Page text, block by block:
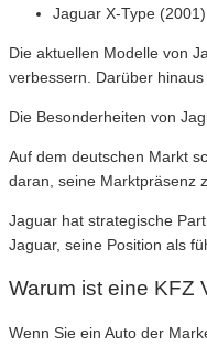
Jaguar X-Type (2001)
Die aktuellen Modelle von
verbessern. Darüber
Die Besonderheiten von
Auf dem deutschen Markt
daran, seine Marktpräsenz
Jaguar hat strategische
Jaguar, seine Position als
Warum ist eine KFZ
Wenn Sie ein Auto der